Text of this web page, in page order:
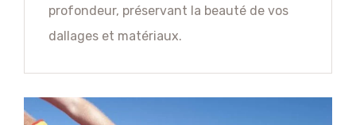
profondeur, préservant la beauté de vos
dallages et matériaux.